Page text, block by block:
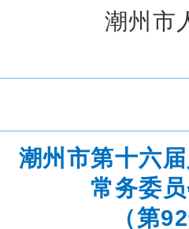
潮州市
潮州市第十六
常务委
（第